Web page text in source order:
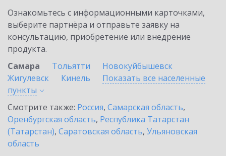
Ознакомьтесь с информационными карточками,
выберите партнёра и отправьте заявку на
консультацию, приобретение или внедрение
продукта.
Самара
Тольятти
Новокуйбышевск
Жигулевск
Кинель
Показать все населенные
пункты
Смотрите также: Россия, Самарская область,
Оренбургская область, Республика Татарстан
(Татарстан), Саратовская область, Ульяновская
область